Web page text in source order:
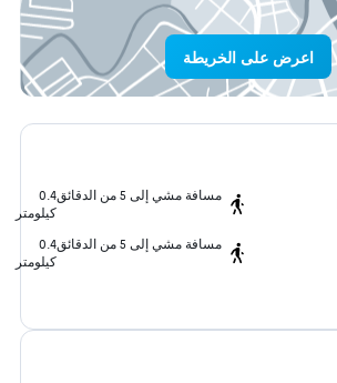
اعرض على الخريطة
مسافة مشي إلى 5 من الدقائق
0.4
كيلومتر
مسافة مشي إلى 5 من الدقائق
0.4
كيلومتر